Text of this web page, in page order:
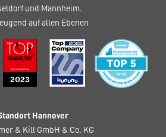
und Mannheim.
auf allen Ebenen
Hannover
& Kill GmbH & Co. KG